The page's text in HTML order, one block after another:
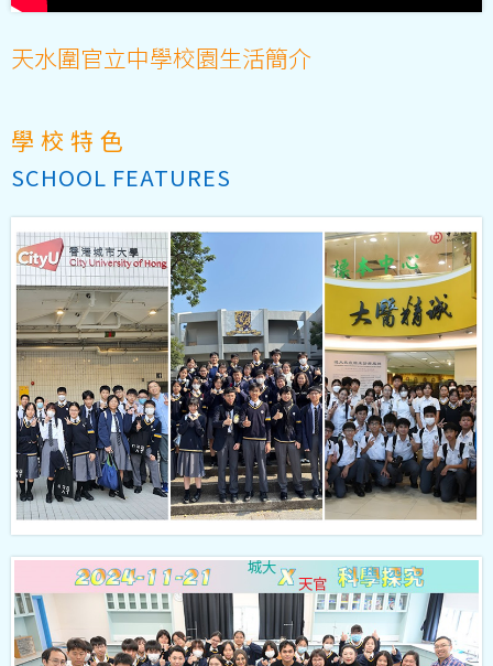
天水圍官立中學校園生活簡介
學校特色